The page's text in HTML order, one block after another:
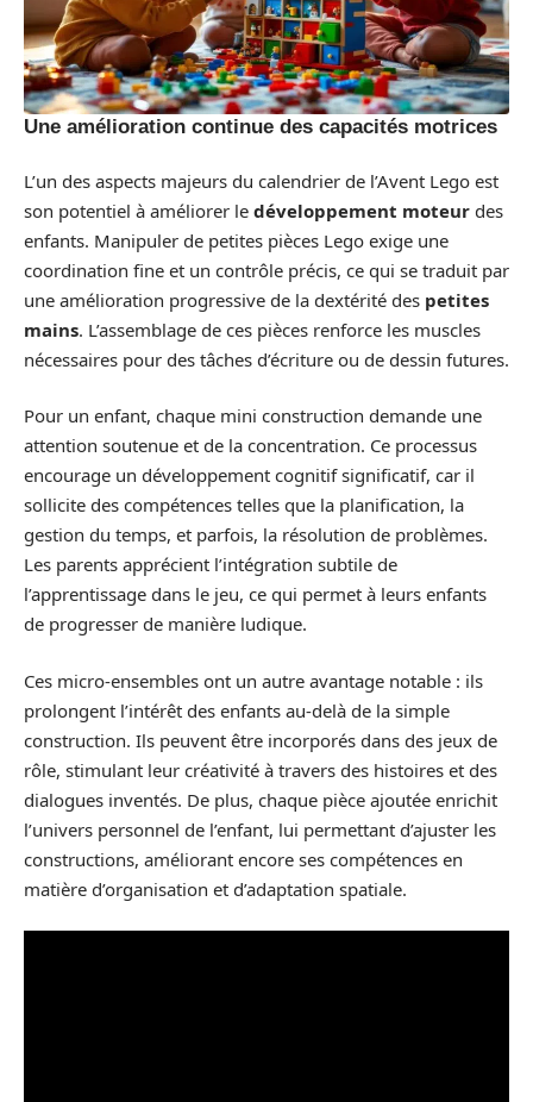
Une amélioration continue des capacités motrices
L’un des aspects majeurs du calendrier de l’Avent Lego est
son potentiel à améliorer le développement moteur des
enfants. Manipuler de petites pièces Lego exige une
coordination fine et un contrôle précis, ce qui se traduit par
une amélioration progressive de la dextérité des petites
mains. L’assemblage de ces pièces renforce les muscles
nécessaires pour des tâches d’écriture ou de dessin futures.
Pour un enfant, chaque mini construction demande une
attention soutenue et de la concentration. Ce processus
encourage un développement cognitif significatif, car il
sollicite des compétences telles que la planification, la
gestion du temps, et parfois, la résolution de problèmes.
Les parents apprécient l’intégration subtile de
l’apprentissage dans le jeu, ce qui permet à leurs enfants
de progresser de manière ludique.
Ces micro-ensembles ont un autre avantage notable : ils
prolongent l’intérêt des enfants au-delà de la simple
construction. Ils peuvent être incorporés dans des jeux de
rôle, stimulant leur créativité à travers des histoires et des
dialogues inventés. De plus, chaque pièce ajoutée enrichit
l’univers personnel de l’enfant, lui permettant d’ajuster les
constructions, améliorant encore ses compétences en
matière d’organisation et d’adaptation spatiale.